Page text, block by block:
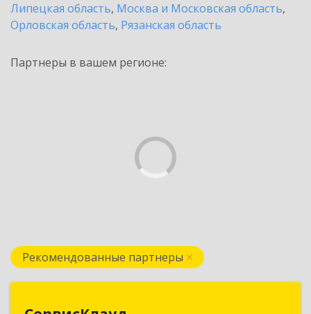
Липецкая область, Москва и Московская область,
Орловская область, Рязанская область
Партнеры в вашем регионе:
Рекомендованные партнеры